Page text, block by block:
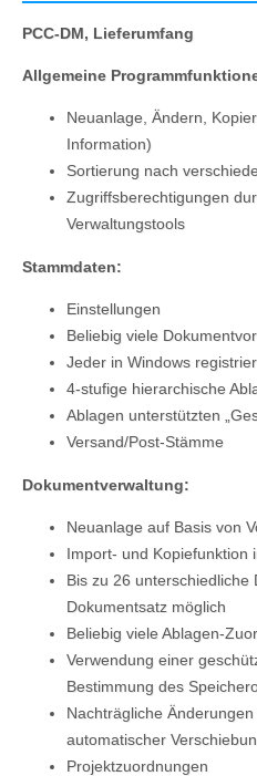
PCC-DM, Lieferumfang
Allgemeine
Neuanlage, Ändern,
Information)
Sortierung nach
Zugriffsberechtigungen
Verwaltungstools
Stammdaten:
Einstellungen
Beliebig viele
Jeder in Windows
4-stufige hierarchische
Ablagen unterstützten
Versand/Post-Stämme
Dokumentverwaltung:
Neuanlage auf Basis von
Import- und Kopiefunktion
Bis zu 26 unterschiedliche
Dokumentsatz möglich
Beliebig viele Ablagen-
Verwendung einer
Bestimmung des
Nachträgliche
automatischer
Projektzuordnungen